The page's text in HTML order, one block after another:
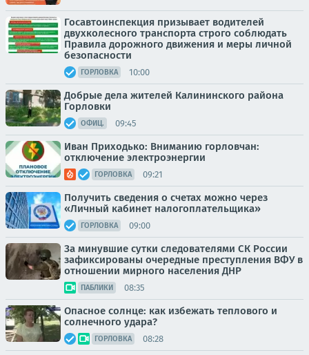
Госавтоинспекция призывает водителей
двухколесного транспорта строго соблюдать
Правила дорожного движения и меры личной
безопасности
ГОРЛОВКА 10:00
Добрые дела жителей Калининского района
Горловки
ОФИЦ. 09:45
Иван Приходько: Вниманию горловчан:
отключение электроэнергии
ГОРЛОВКА 09:21
Получить сведения о счетах можно через
«Личный кабинет налогоплательщика»
ГОРЛОВКА 09:00
За минувшие сутки следователями СК России
зафиксированы очередные преступления ВФУ в
отношении мирного населения ДНР
ПАБЛИКИ 08:35
Опасное солнце: как избежать теплового и
солнечного удара?
ГОРЛОВКА 08:28